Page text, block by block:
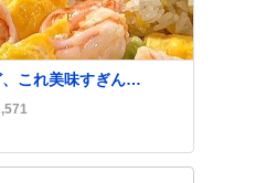
これ美味すぎん
満足感エグいから一生